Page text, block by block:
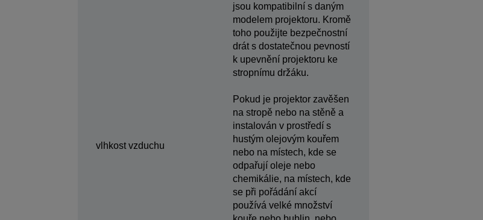
vlhkost vzduchu
jsou kompatibilní s daným
modelem projektoru. Kromě
toho použijte bezpečnostní
drát s dostatečnou pevností
k upevnění projektoru ke
stropnímu držáku.
Pokud je projektor zavěšen
na stropě nebo na stěně a
instalován v prostředí s
hustým olejovým kouřem
nebo na místech, kde se
odpařují oleje nebo
chemikálie, na místech, kde
se při pořádání akcí
používá velké množství